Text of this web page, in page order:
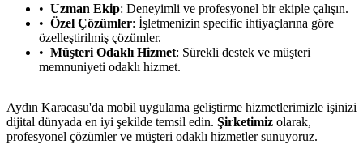
Uzman Ekip: Deneyimli ve profesyonel bir ekiple çalışın.
Özel Çözümler: İşletmenizin specific ihtiyaçlarına göre
özelleştirilmiş çözümler.
Müşteri Odaklı Hizmet: Sürekli destek ve müşteri
memnuniyeti odaklı hizmet.
Aydın Karacasu'da mobil uygulama geliştirme hizmetlerimizle işinizi
dijital dünyada en iyi şekilde temsil edin. Şirketimiz olarak,
profesyonel çözümler ve müşteri odaklı hizmetler sunuyoruz.